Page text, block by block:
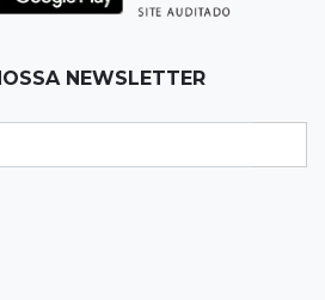
dos presídios de MS
NEWSLETTER